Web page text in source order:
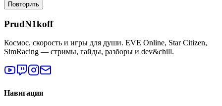
Повторить
PrudN1koff
Космос, скорость и игры для души. EVE Online, Star Citizen,
SimRacing — стримы, гайды, разборы и dev&chill.
Навигация